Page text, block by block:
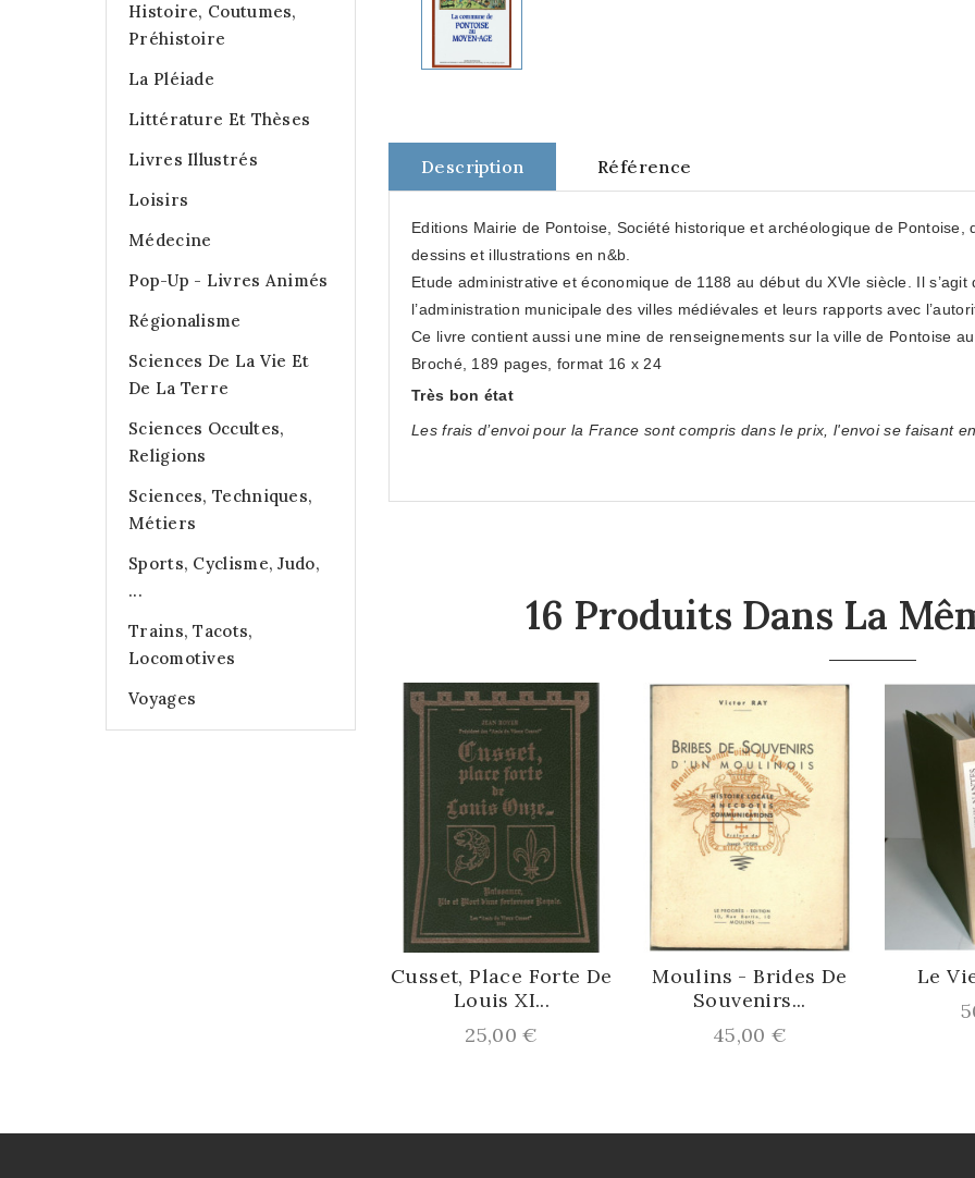
Histoire, Coutumes,
Préhistoire
La Pléiade
Littérature Et Thèses
Livres Illustrés
Loisirs
Médecine
Pop-Up - Livres Animés
Régionalisme
Sciences De La Vie Et
De La Terre
Sciences Occultes,
Religions
Sciences, Techniques,
Métiers
Sports, Cyclisme, Judo,
...
Trains, Tacots,
Locomotives
Voyages
Description Référence
Editions Mairie de Pontoise, Société historique et archéologique de Pontoise,
dessins et illustrations en n&b.
Etude administrative et économique de 1188 au début du XVIe siècle. Il
l’administration municipale des villes médiévales et leurs rapports avec
Ce livre contient aussi une mine de renseignements sur la ville de Pontoise au
Broché, 189 pages, format 16 x 24
Très bon état
Les frais d’envoi pour la France sont compris dans le prix, l'envoi se faisant
16 Produits Dans La
Cusset, Place Forte De
Louis XI...
Prix
25,00 €
Moulins - Brides De
Souvenirs...
Prix
45,00 €
Le